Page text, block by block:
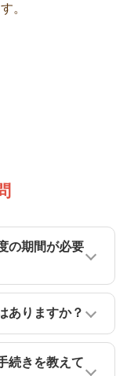
。
の期間が必要
ありますか？
続きを教えて